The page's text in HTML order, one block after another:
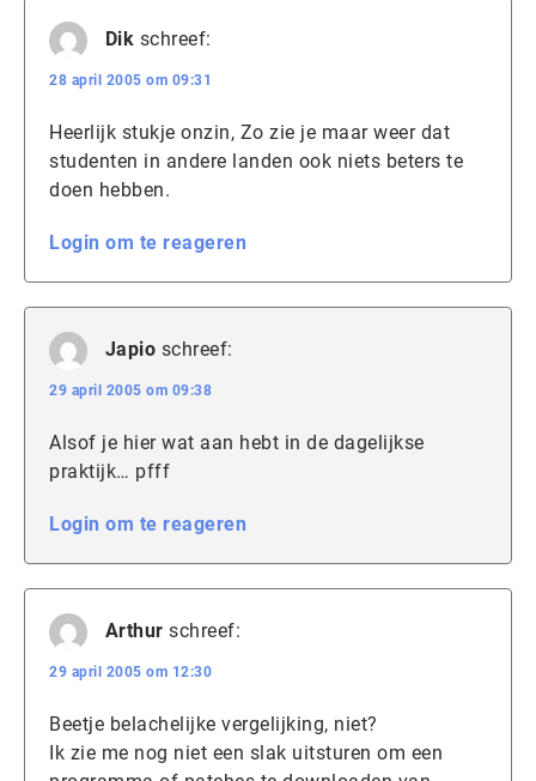
Dik schreef:
28 april 2005 om 09:31
Heerlijk stukje onzin, Zo zie je maar weer dat
studenten in andere landen ook niets beters te
doen hebben.
Login om te reageren
Japio schreef:
29 april 2005 om 09:38
Alsof je hier wat aan hebt in de dagelijkse
praktijk… pfff
Login om te reageren
Arthur schreef:
29 april 2005 om 12:30
Beetje belachelijke vergelijking, niet?
Ik zie me nog niet een slak uitsturen om een